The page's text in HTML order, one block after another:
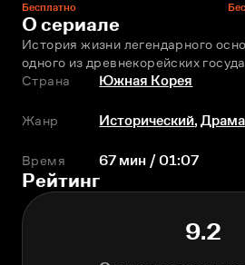
Бесплатно
О сериале
История жизни легендарного
одного из древнекорейских
Страна
Южная Корея
Жанр Исторический,Драма
Время 67 мин / 01:07
Рейтинг
9.2